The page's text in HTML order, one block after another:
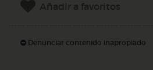
Añadir a favoritos
Denunciar contenido inapropiado